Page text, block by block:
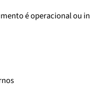
é operacional ou